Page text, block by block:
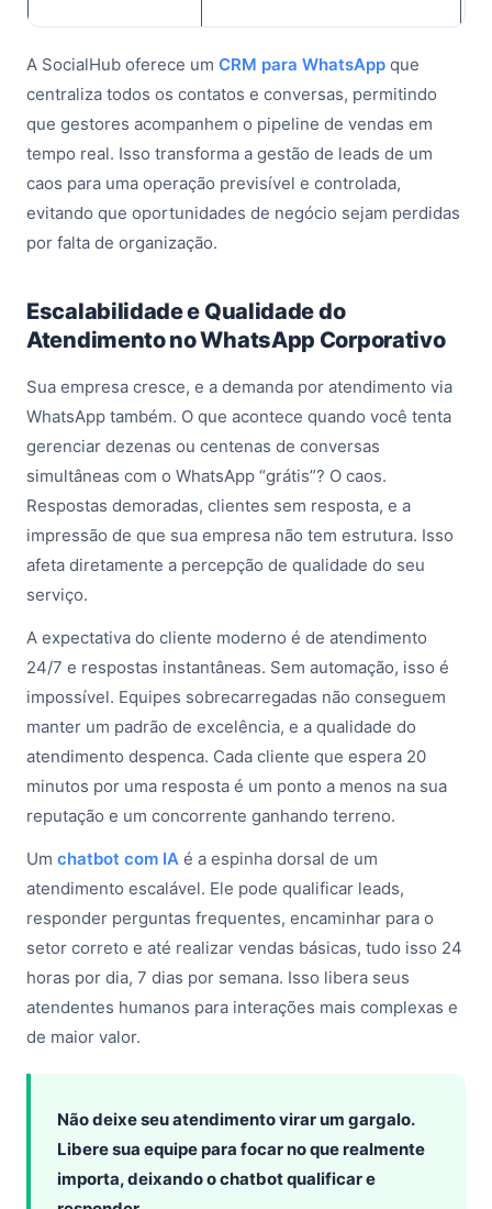
A SocialHub oferece um CRM para WhatsApp que
centraliza todos os contatos e conversas, permitindo
que gestores acompanhem o pipeline de vendas em
tempo real. Isso transforma a gestão de leads de um
caos para uma operação previsível e controlada,
evitando que oportunidades de negócio sejam perdidas
por falta de organização.
Escalabilidade e Qualidade do
Atendimento no WhatsApp Corporativo
Sua empresa cresce, e a demanda por atendimento via
WhatsApp também. O que acontece quando você tenta
gerenciar dezenas ou centenas de conversas
simultâneas com o WhatsApp “grátis”? O caos.
Respostas demoradas, clientes sem resposta, e a
impressão de que sua empresa não tem estrutura. Isso
afeta diretamente a percepção de qualidade do seu
serviço.
A expectativa do cliente moderno é de atendimento
24/7 e respostas instantâneas. Sem automação, isso é
impossível. Equipes sobrecarregadas não conseguem
manter um padrão de excelência, e a qualidade do
atendimento despenca. Cada cliente que espera 20
minutos por uma resposta é um ponto a menos na sua
reputação e um concorrente ganhando terreno.
Um chatbot com IA é a espinha dorsal de um
atendimento escalável. Ele pode qualificar leads,
responder perguntas frequentes, encaminhar para o
setor correto e até realizar vendas básicas, tudo isso 24
horas por dia, 7 dias por semana. Isso libera seus
atendentes humanos para interações mais complexas e
de maior valor.
Não deixe seu atendimento virar um gargalo.
Libere sua equipe para focar no que realmente
importa, deixando o chatbot qualificar e